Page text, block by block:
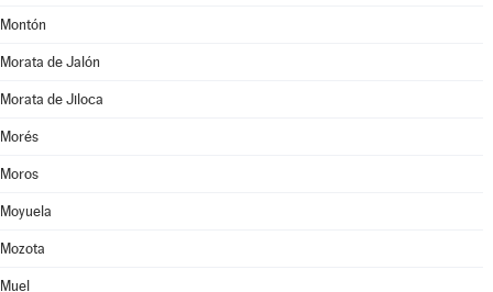
Montón
Morata de Jalón
Morata de Jiloca
Morés
Moros
Moyuela
Mozota
Muel